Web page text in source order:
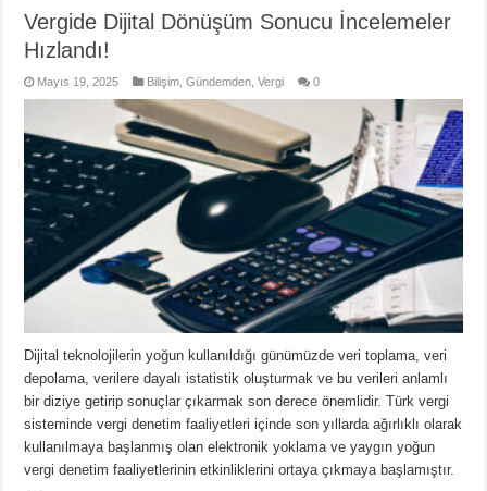
Vergide Dijital Dönüşüm Sonucu İncelemeler
Hızlandı!
Mayıs 19, 2025 Bilişim ,Gündemden ,Vergi 0
Dijital teknolojilerin yoğun kullanıldığı günümüzde veri toplama, veri
depolama, verilere dayalı istatistik oluşturmak ve bu verileri anlamlı
bir diziye getirip sonuçlar çıkarmak son derece önemlidir. Türk vergi
sisteminde vergi denetim faaliyetleri içinde son yıllarda ağırlıklı olarak
kullanılmaya başlanmış olan elektronik yoklama ve yaygın yoğun
vergi denetim faaliyetlerinin etkinliklerini ortaya çıkmaya başlamıştır.